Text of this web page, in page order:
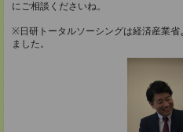
にご相談くださいね。
※日研トータルソーシングは経済産業
ました。